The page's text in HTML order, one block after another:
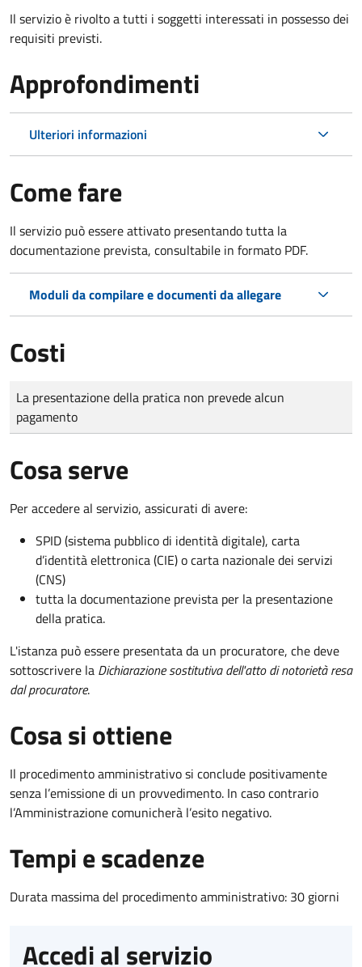
Il servizio è rivolto a tutti i soggetti interessati in possesso dei
requisiti previsti.
Approfondimenti
Ulteriori informazioni
Come fare
Il servizio può essere attivato presentando tutta la
documentazione prevista, consultabile in formato PDF.
Moduli da compilare e documenti da allegare
Costi
Tipo di pagamento
Importo
La presentazione della pratica non prevede alcun
pagamento
Cosa serve
Per accedere al servizio, assicurati di avere:
SPID (sistema pubblico di identità digitale), carta
d’identità elettronica (CIE) o carta nazionale dei servizi
(CNS)
tutta la documentazione prevista per la presentazione
della pratica.
L'istanza può essere presentata da un procuratore, che deve
sottoscrivere la Dichiarazione sostitutiva dell'atto di notorietà resa
dal procuratore.
Cosa si ottiene
Il procedimento amministrativo si conclude positivamente
senza l’emissione di un provvedimento. In caso contrario
l’Amministrazione comunicherà l’esito negativo.
Tempi e scadenze
Durata massima del procedimento amministrativo: 30 giorni
Accedi al servizio